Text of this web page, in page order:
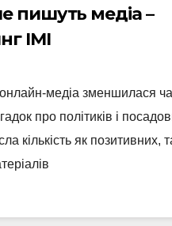
пишуть медіа –
ІМІ
онлайн-медіа зменшилася
про політиків і
кількість як позитивних,